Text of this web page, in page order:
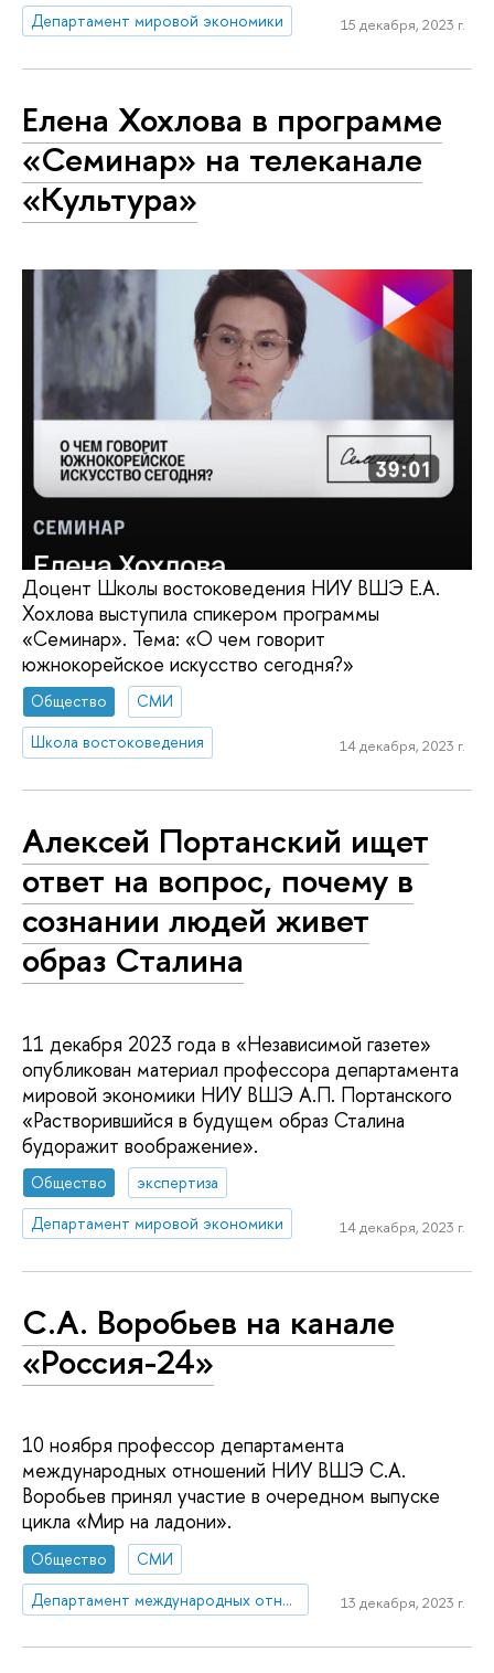
Департамент мировой экономики 15 декабря, 2023 г.
Елена Хохлова в программе
«Семинар» на телеканале
«Культура»
Доцент Школы востоковедения НИУ ВШЭ Е.А.
Хохлова выступила спикером программы
«Семинар». Тема: «О чем говорит
южнокорейское искусство сегодня?»
Общество
СМИ
Школа востоковедения
14 декабря, 2023 г.
Алексей Портанский ищет
ответ на вопрос, почему в
сознании людей живет
образ Сталина
11 декабря 2023 года в «Независимой газете»
опубликован материал профессора департамента
мировой экономики НИУ ВШЭ А.П. Портанского
«Растворившийся в будущем образ Сталина
будоражит воображение».
Общество
экспертиза
Департамент мировой экономики
14 декабря, 2023 г.
С.А. Воробьев на канале
«Россия-24»
10 ноября профессор департамента
международных отношений НИУ ВШЭ С.А.
Воробьев принял участие в очередном выпуске
цикла «Мир на ладони».
Общество
СМИ
Департамент международных отношений
13 декабря, 2023 г.